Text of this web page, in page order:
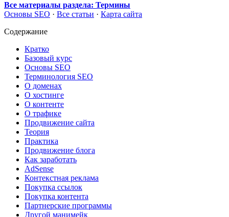
Все материалы раздела: Термины
Основы SEO · Все статьи · Карта сайта
Содержание
Кратко
Базовый курс
Основы SEO
Терминология SEO
О доменах
О хостинге
О контенте
О трафике
Продвижение сайта
Теория
Практика
Продвижение блога
Как заработать
AdSense
Контекстная реклама
Покупка ссылок
Покупка контента
Партнерские программы
Другой манимейк